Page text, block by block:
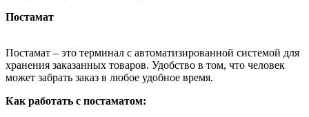
Постамат
Постамат – это терминал с автоматизированной системой для
хранения заказанных товаров. Удобство в том, что человек
может забрать заказ в любое удобное время.
Как работать с постаматом: